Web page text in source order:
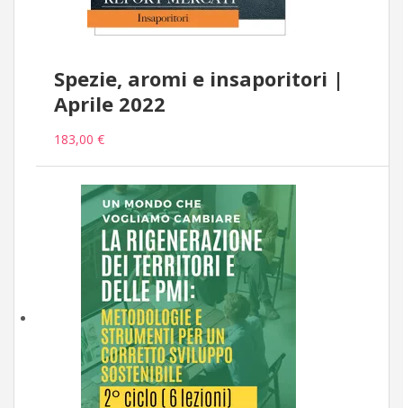
Spezie, aromi e insaporitori |
Aprile 2022
183,00 €